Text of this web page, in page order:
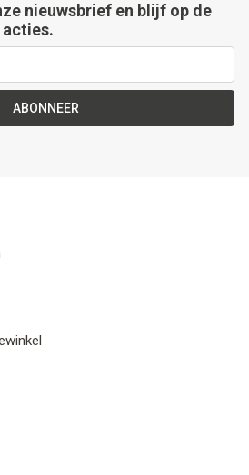
nieuwsbrief en blijf op de
acties.
ABONNEER